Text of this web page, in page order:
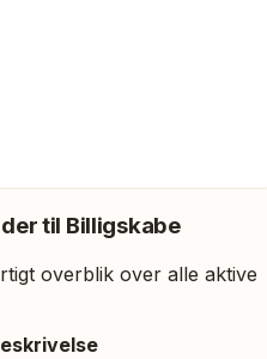
til Billigskabe
overblik over alle aktive